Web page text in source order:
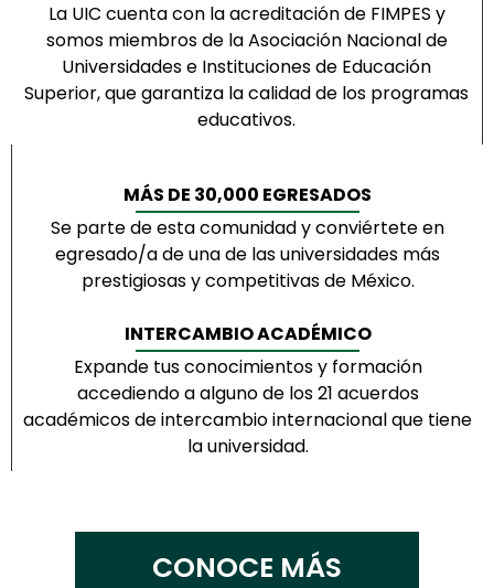
La UIC cuenta con la acreditación de FIMPES y
somos miembros de la Asociación Nacional de
Universidades e Instituciones de Educación
Superior, que garantiza la calidad de los programas
educativos.
MÁS DE 30,000 EGRESADOS
Se parte de esta comunidad y conviértete en
egresado/a de una de las universidades más
prestigiosas y competitivas de México.
INTERCAMBIO ACADÉMICO
Expande tus conocimientos y formación
accediendo a alguno de los 21 acuerdos
académicos de intercambio internacional que tiene
la universidad.
CONOCE MÁS